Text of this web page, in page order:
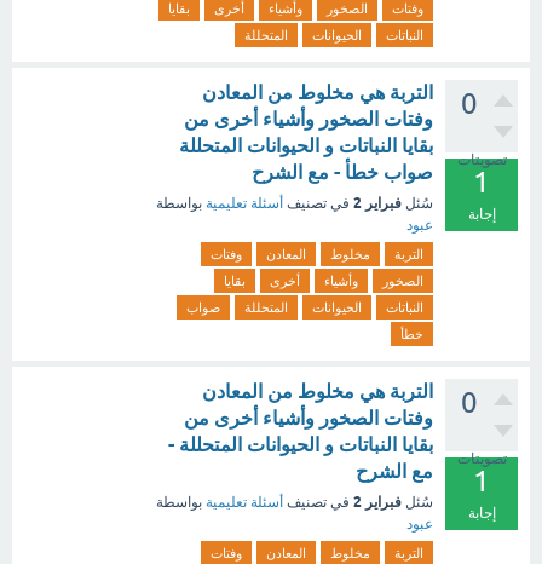
وفتات
الصخور وأشياء أخرى
بقايا
النباتات
الحيوانات المتحللة
0
تصويتات
1
إجابة
التربة هي مخلوط من المعادن
وفتات الصخور وأشياء أخرى من
بقايا النباتات و الحيوانات المتحللة
صواب خطأ - مع الشرح
سُئل فبراير 2 في تصنيف أسئلة تعليمية بواسطة
عبود
التربة مخلوط المعادن
وفتات
الصخور
وأشياء أخرى
بقايا
النباتات
الحيوانات المتحللة
صواب
خطأ
0
تصويتات
1
إجابة
التربة هي مخلوط من المعادن
وفتات الصخور وأشياء أخرى من
بقايا النباتات و الحيوانات المتحللة -
مع الشرح
سُئل فبراير 2 في تصنيف أسئلة تعليمية بواسطة
عبود
التربة مخلوط المعادن
وفتات